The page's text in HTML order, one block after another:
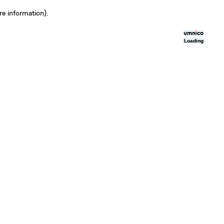
Loading
information).
Loading